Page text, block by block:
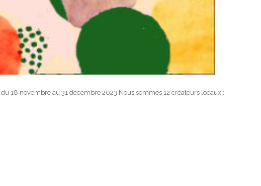
18 novembre au 31 décembre 2023.Nous sommes 12 créateurs locaux :